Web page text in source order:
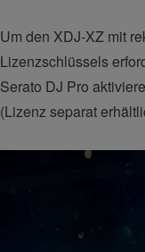
Um den XDJ-XZ mit
Lizenzschlüssels
Serato DJ Pro
(Lizenz separat